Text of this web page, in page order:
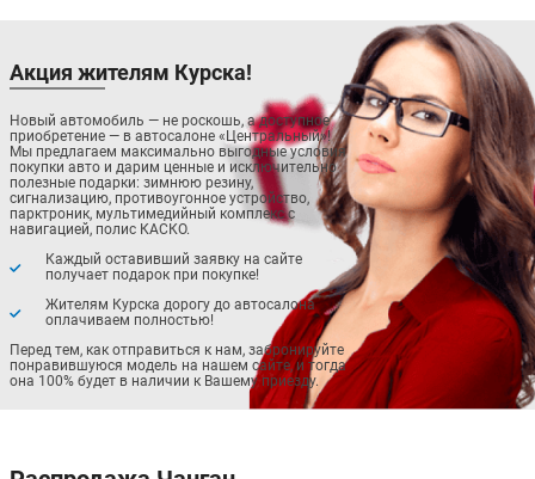
Акция жителям Курска!
Новый автомобиль — не роскошь, а доступное
приобретение — в автосалоне «Центральный»!
Мы предлагаем максимально выгодные условия
покупки авто и дарим ценные и исключительно
полезные подарки: зимнюю резину,
сигнализацию, противоугонное устройство,
парктроник, мультимедийный комплекс с
навигацией, полис КАСКО.
Каждый оставивший заявку на сайте
получает подарок при покупке!
Жителям Курска дорогу до автосалона
оплачиваем полностью!
Перед тем, как отправиться к нам, забронируйте
понравившуюся модель на нашем сайте, и тогда
она 100% будет в наличии к Вашему приезду.